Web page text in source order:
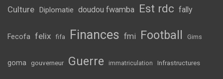
Culture Diplomatie doudou fwamba Est rdc fally
Fecofa felix fifa Finances fmi Football Gims
goma gouverneur Guerre immatriculation Infrastructures